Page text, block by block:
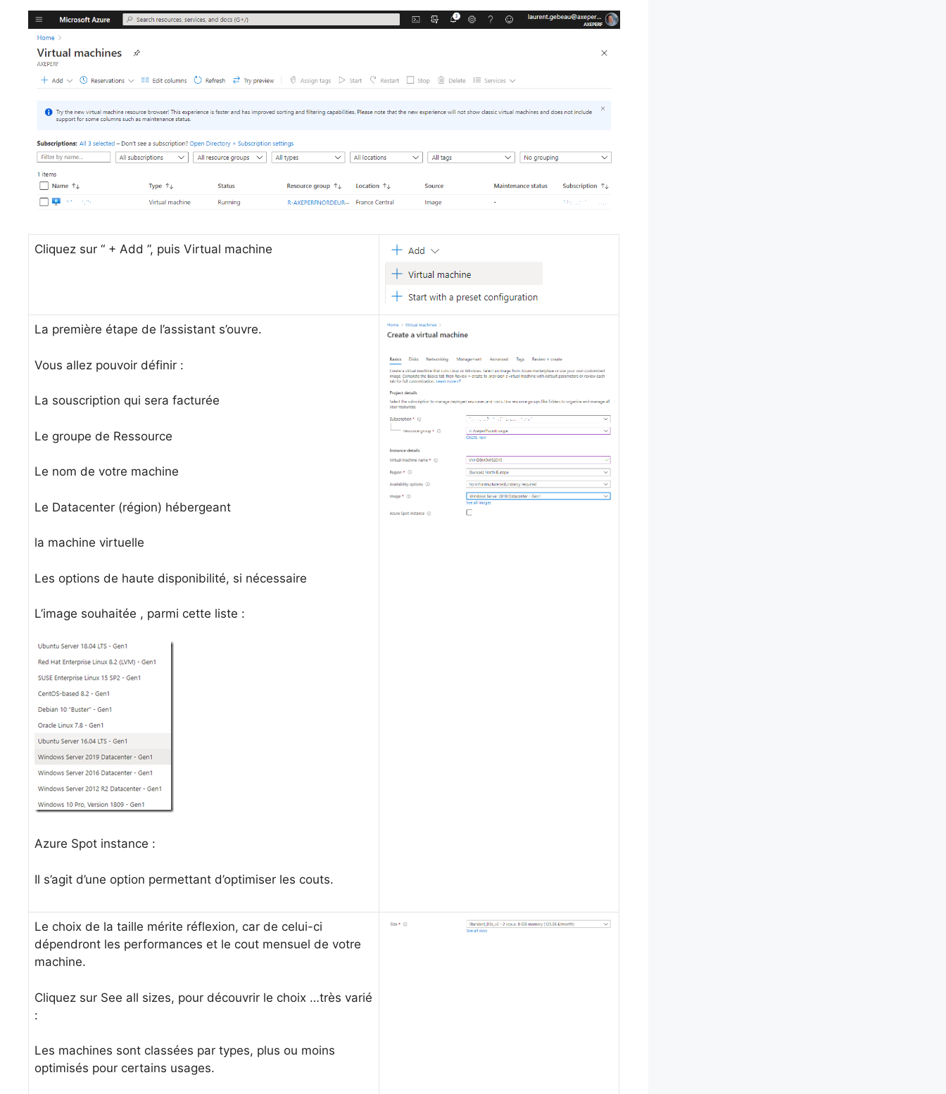
Cliquez sur “ + Add ”, puis Virtual machine
La première étape de l’assistant s’ouvre.
Vous allez pouvoir définir :
La souscription qui sera facturée
Le groupe de Ressource
Le nom de votre machine
Le Datacenter (région) hébergeant
la machine virtuelle
Les options de haute disponibilité, si nécessaire
L’image souhaitée , parmi cette liste :
Azure Spot instance :
Il s’agit d’une option permettant d’optimiser les couts.
Le choix de la taille mérite réflexion, car de celui-ci
dépendront les performances et le cout mensuel de votre
machine.
Cliquez sur See all sizes, pour découvrir le choix …très varié
:
Les machines sont classées par types, plus ou moins
optimisés pour certains usages.